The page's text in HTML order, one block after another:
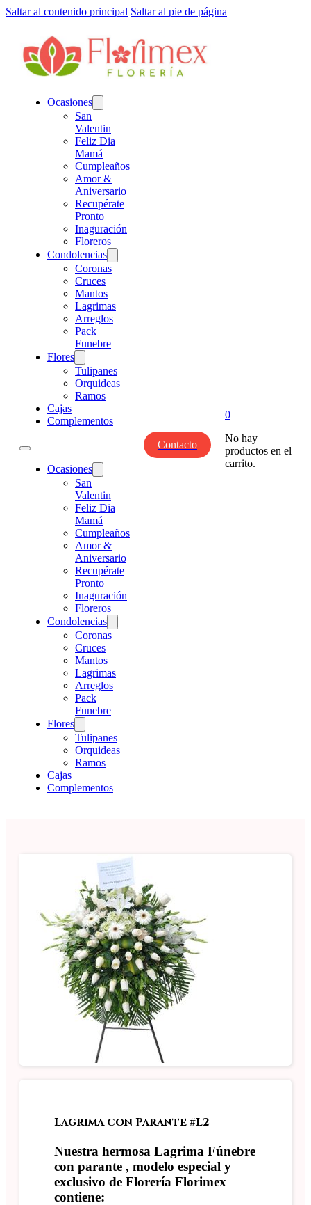
Saltar al contenido principal Saltar al pie de página
Ocasiones
San
Valentin
Feliz Dia
Mamá
Cumpleaños
Amor &
Aniversario
Recupérate
Pronto
Inaguración
Floreros
Condolencias
Coronas
Cruces
Mantos
Lagrimas
Arreglos
Pack
Funebre
Flores
Tulipanes
Orquideas
Ramos
Cajas
Complementos
Ocasiones
San
Valentin
Feliz Dia
Mamá
Cumpleaños
Amor &
Aniversario
Recupérate
Pronto
Inaguración
Floreros
Condolencias
Coronas
Cruces
Mantos
Lagrimas
Arreglos
Pack
Funebre
Flores
Tulipanes
Orquideas
Ramos
Cajas
Complementos
Contacto
0
No hay
productos en el
carrito.
Lagrima con Parante #L2
Nuestra hermosa Lagrima Fúnebre
con parante , modelo especial y
exclusivo de Florería Florimex
contiene: